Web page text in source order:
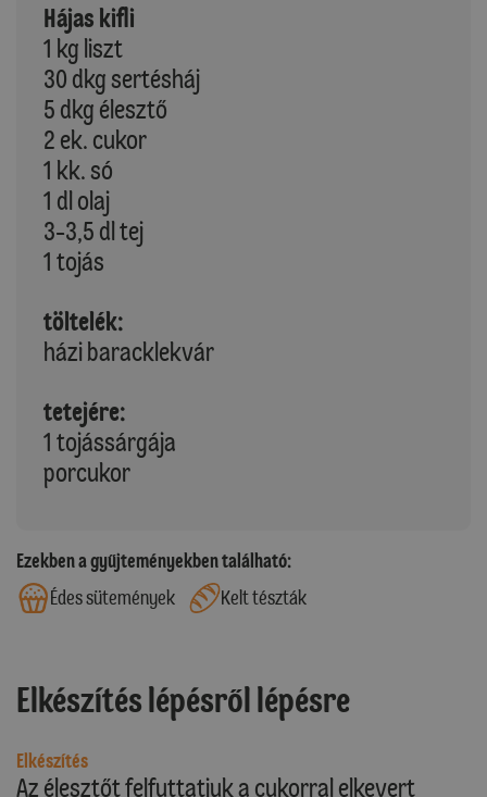
Hájas kifli
1 kg liszt
30 dkg sertésháj
5 dkg élesztő
2 ek. cukor
1 kk. só
1 dl olaj
3-3,5 dl tej
1 tojás
töltelék:
házi baracklekvár
tetejére:
1 tojássárgája
porcukor
Ezekben a gyűjteményekben található:
Édes sütemények
Kelt tészták
Elkészítés lépésről lépésre
Elkészítés
Az élesztőt felfuttatjuk a cukorral elkevert